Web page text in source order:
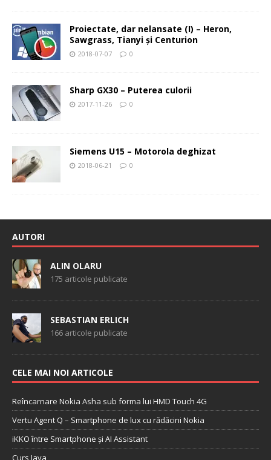
Proiectate, dar nelansate (I) – Heron,
Sawgrass, Tianyi şi Centurion
2018-07-07 0
Sharp GX30 – Puterea culorii
2017-11-26 0
Siemens U15 – Motorola deghizat
2018-06-21 0
AUTORI
ALIN OLARU
175 articole publicate
SEBASTIAN ERLICH
166 articole publicate
CELE MAI NOI ARTICOLE
Reîncarnare Nokia Asha sub forma lui HMD Touch 4G
Vertu Agent Q – Smartphone de lux cu rădăcini Nokia
iKKO între Smartphone și AI Assistant
Curs Java